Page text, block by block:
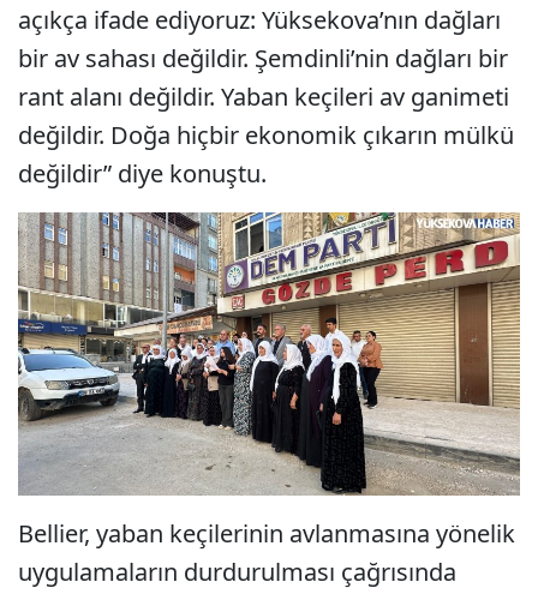
açıkça ifade ediyoruz: Yüksekova’nın dağları
bir av sahası değildir. Şemdinli’nin dağları bir
rant alanı değildir. Yaban keçileri av ganimeti
değildir. Doğa hiçbir ekonomik çıkarın mülkü
değildir” diye konuştu.
Bellier, yaban keçilerinin avlanmasına yönelik
uygulamaların durdurulması çağrısında